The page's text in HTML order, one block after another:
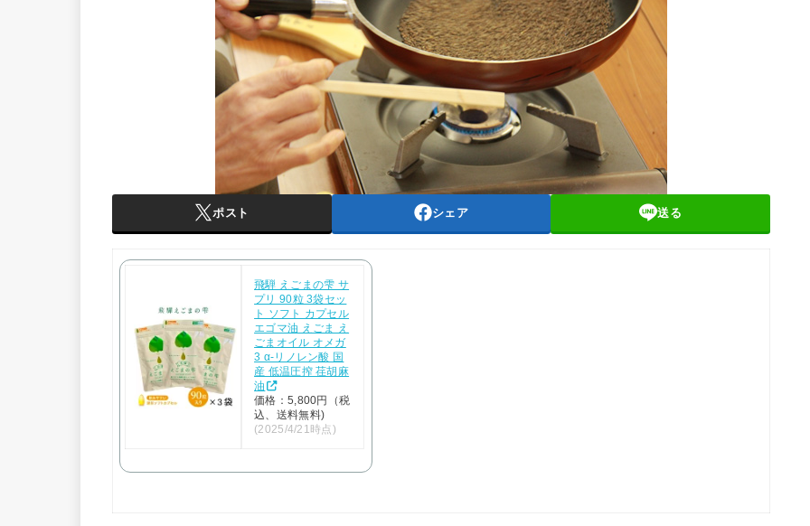
ポスト シェア 送る
飛騨 えごまの雫 サ
プリ 90粒 3袋セッ
ト ソフト カプセル
エゴマ油 えごま え
ごまオイル オメガ
3 α-リノレン酸 国
産 低温圧搾 荏胡麻
油
価格：5,800円（税
込、送料無料)
(2025/4/21時点)